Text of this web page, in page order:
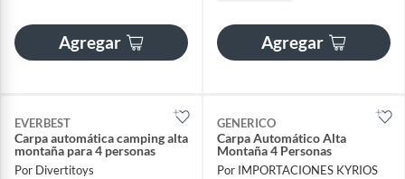
Agregar Agregar
EVERBEST
Carpa automática camping alta
montaña para 4 personas
Por Divertitoys
GENERICO
Carpa Automático Alta
Montaña 4 Personas
Por IMPORTACIONES KYRIOS